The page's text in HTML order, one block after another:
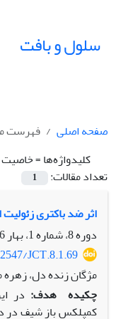
سلول و بافت
صفحه اصلی
فهرست
کلیدواژه‌ها =خاصیت
تعداد مقالات:
1
اثر ضد باکتری
دوره 8، شماره 1، بهار 1396، صفحه
JCT.8.1.69
مژگان زنده دل،
چکیده هدف: در